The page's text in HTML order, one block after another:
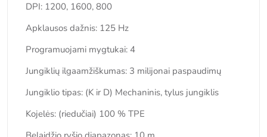
DPI: 1200, 1600, 800
Apklausos dažnis: 125 Hz
Programuojami mygtukai: 4
Jungiklių ilgaamžiškumas: 3 milijonai paspaudimų
Jungiklio tipas: (K ir D) Mechaninis, tylus jungiklis
Kojelės: (riedučiai) 100 % TPE